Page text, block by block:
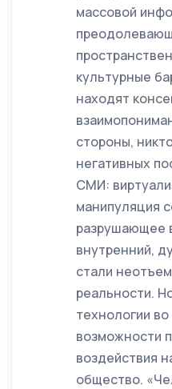
массовой
культурные
находят
стороны,
негативных
СМИ:
манипуляция
разрушающее
внутренний,
стали
реальности.
технологии
возможности
воздействия
общество.